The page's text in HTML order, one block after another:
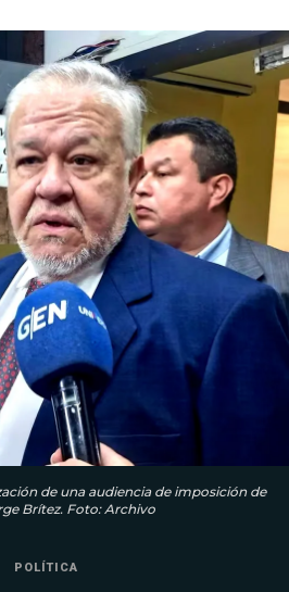
de una audiencia de imposición de
Brítez. Foto: Archivo
POLÍTICA